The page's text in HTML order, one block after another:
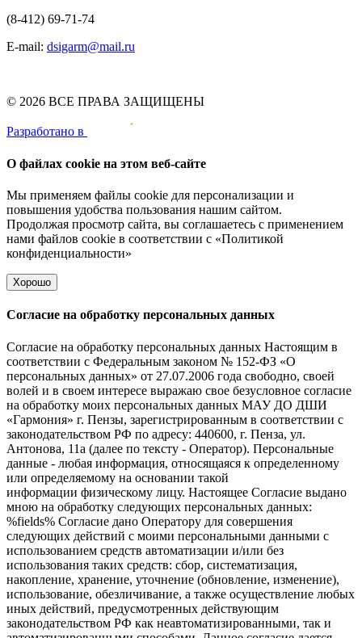
(8-412) 69-71-74
E-mail: dsigarm@mail.ru
© 2026 ВСЕ ПРАВА ЗАЩИЩЕНЫ
Pазработано в
О файлах cookie на этом веб-сайте
Мы применяем файлы cookie для персонализации и
повышения удобства пользования нашим сайтом.
Продолжая просмотр сайта, вы соглашаетесь с применением
нами файлов cookie в соответствии с «Политикой
конфиденциальности»
Хорошо
Согласие на обработку персональных данных
Согласие на обработку персональных данных Настоящим в
соответствии с Федеральным законом № 152-ФЗ «О
персональных данных» от 27.07.2006 года свободно, своей
волей и в своем интересе выражаю свое безусловное согласие
на обработку моих персональных данных МАУ ДО ДШИ
«Гармония» г. Пензы, зарегистрированным в соответствии с
законодательством РФ по адресу: 440600, г. Пенза, ул.
Антонова, 11а (далее по тексту - Оператор). Персональные
данные - любая информация, относящаяся к определенному
или определяемому на основании такой
информации физическому лицу. Настоящее Согласие выдано
мною на обработку следующих персональных данных:
%fields% Согласие дано Оператору для совершения
следующих действий с моими персональными данными с
использованием средств автоматизации и/или без
использования таких средств: сбор, систематизация,
накопление, хранение, уточнение (обновление, изменение),
использование, обезличивание, а также осуществление любых
иных действий, предусмотренных действующим
законодательством РФ как неавтоматизированными, так и